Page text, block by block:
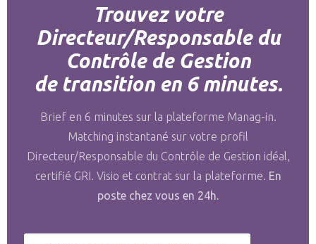
Trouvez votre
Directeur/Responsable du
Contrôle de Gestion
de transition en 6 minutes.
Brief en 6 minutes sur la plateforme Manag-in.
Matching instantané sur votre profil
Directeur/Responsable du Contrôle de Gestion idéal,
certifié GRI. Visio et contrat sur la plateforme. En
poste chez vous en 24h.